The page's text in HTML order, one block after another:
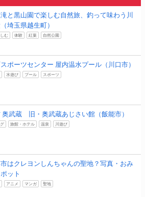
と黒山園で楽しむ自然旅、釣って味わう川
埼玉県越生町）
む 体験 紅葉 自然公園
ポーツセンター 屋内温水プール（川口市）
水遊び プール スポーツ
奥武蔵 旧・奥武蔵あじさい館（飯能市）
旅館・ホテル 温泉 川遊び
はクレヨンしんちゃんの聖地？写真・おみ
ット
アニメ マンガ 聖地